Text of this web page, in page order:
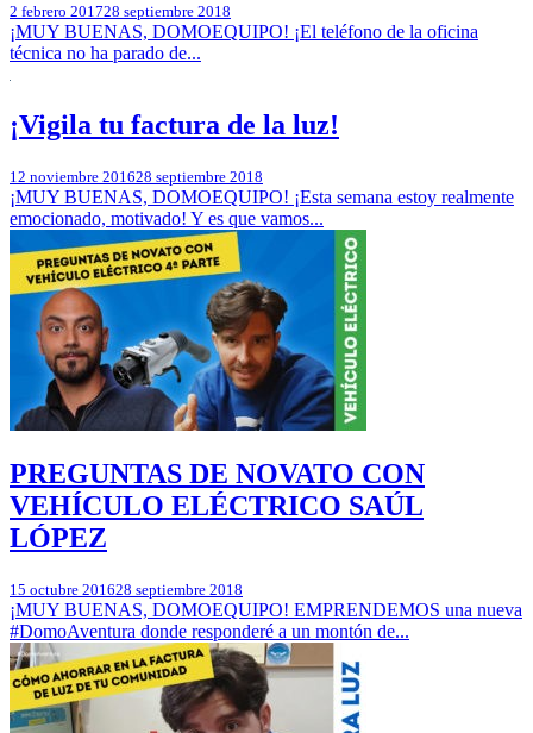
2 febrero 201728 septiembre 2018
¡MUY BUENAS, DOMOEQUIPO! ¡El teléfono de la oficina
técnica no ha parado de...
¡Vigila tu factura de la luz!
12 noviembre 201628 septiembre 2018
¡MUY BUENAS, DOMOEQUIPO! ¡Esta semana estoy realmente
emocionado, motivado! Y es que vamos...
PREGUNTAS DE NOVATO CON
VEHÍCULO ELÉCTRICO SAÚL
LÓPEZ
15 octubre 201628 septiembre 2018
¡MUY BUENAS, DOMOEQUIPO! EMPRENDEMOS una nueva
#DomoAventura donde responderé a un montón de...